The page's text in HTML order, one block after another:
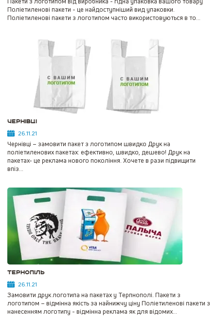
Поліетиленові пакети - це найдоступніший вид упаковки.
Поліетиленові пакети з логотипом часто використовуються в то...
Чернівці
26.11.21
Чернівці – замовити пакет з логотипом швидко Друк на
поліетиленових пакетах: ефективно, швидко, дешево! Друк на
пакетах- це реклама нового покоління. Хочете в рази підвищити
впіз...
Тернопіль
26.11.21
Замовити друк логотипа на пакетах у Терпнополі. Пакети з
логотипом – відмінна якість за найнижчу ціну Поліетиленові пакети з
нанесенням логотипу - відмінна реклама як для відомих...